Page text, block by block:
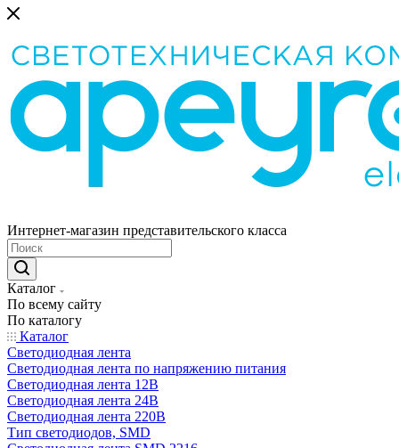
Интернет-магазин представительского класса
Каталог
По всему сайту
По каталогу
Каталог
Светодиодная лента
Светодиодная лента по напряжению питания
Светодиодная лента 12В
Светодиодная лента 24В
Светодиодная лента 220В
Тип светодиодов, SMD